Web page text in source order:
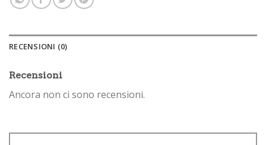
RECENSIONI (0)
Recensioni
Ancora non ci sono recensioni.